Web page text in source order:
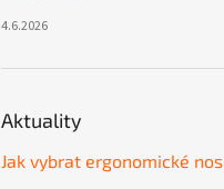
4.6.2026
Aktuality
Jak vybrat ergonomické